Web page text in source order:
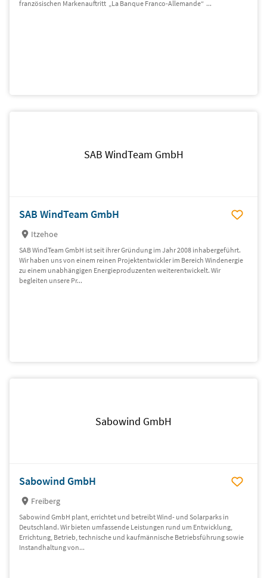
französischen Markenauftritt „La Banque Franco-Allemande“ ...
SAB WindTeam GmbH
SAB WindTeam GmbH
Itzehoe
SAB WindTeam GmbH ist seit ihrer Gründung im Jahr 2008 inhabergeführt.
Wir haben uns von einem reinen Projektentwickler im Bereich Windenergie
zu einem unabhängigen Energieproduzenten weiterentwickelt. Wir
begleiten unsere Pr...
Sabowind GmbH
Sabowind GmbH
Freiberg
Sabowind GmbH plant, errichtet und betreibt Wind- und Solarparks in
Deutschland. Wir bieten umfassende Leistungen rund um Entwicklung,
Errichtung, Betrieb, technische und kaufmännische Betriebsführung sowie
Instandhaltung von...